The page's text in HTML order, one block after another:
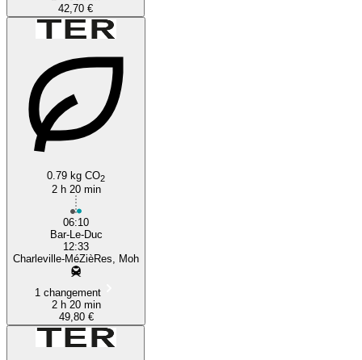
42,70 €
0.79 kg CO2
2 h 20 min
06:10
Bar-Le-Duc
12:33
Charleville-MéZièRes, Moh
1 changement
2 h 20 min
49,80 €